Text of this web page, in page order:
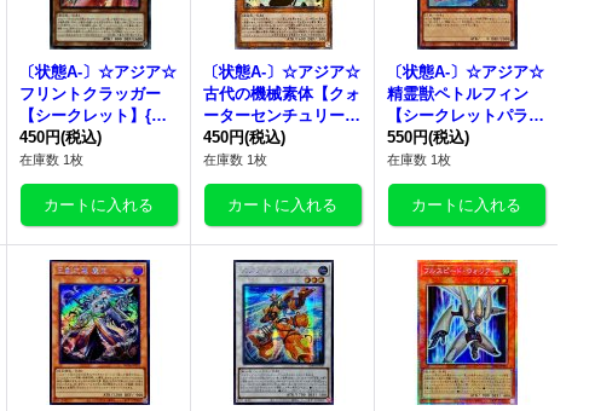
〔状態A-〕☆アジア☆
フリントクラッガー
【シークレット】{ア
ジア21PP-JP005}《モ
ンスター》
450円(税込)
在庫数 1枚
〔状態A-〕☆アジア☆
古代の機械素体【クォ
ーターセンチュリーシ
ークレット】{アジア
QCCU-JP115}《モン
スター》
450円(税込)
在庫数 1枚
〔状態A-〕☆アジア☆
精霊獣ペトルフィン
【シークレットパラレ
ル】{アジアTW01-JP1
30}《モンスター》
550円(税込)
在庫数 1枚